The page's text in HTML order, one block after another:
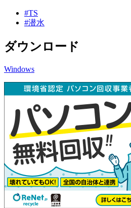
#TS
#潜水
ダウンロード
Windows